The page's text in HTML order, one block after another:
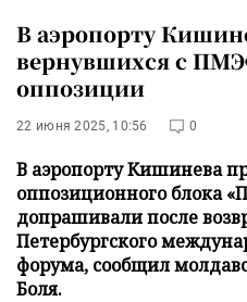
В аэропорту
вернувшихся с
оппозиции
22 июня 2025, 10:56 0
В аэропорту Кишинева
оппозиционного блока
допрашивали после
Петербургского
форума, сообщил
Боля.